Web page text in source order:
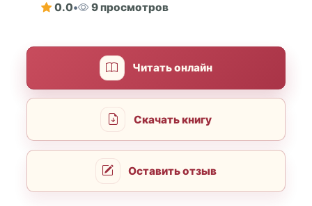
0.0• 9 просмотров
Читать онлайн
Скачать книгу
Оставить отзыв